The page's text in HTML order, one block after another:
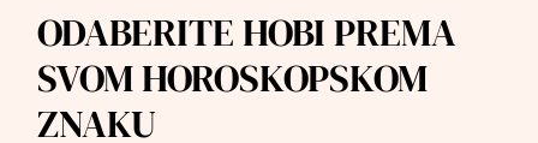
ODABERITE HOBI PREMA
SVOM HOROSKOPSKOM
ZNAKU